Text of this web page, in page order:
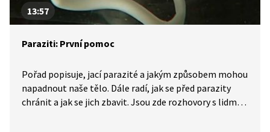
13:57
Paraziti: První pomoc
Pořad popisuje, jací parazité a jakým způsobem mohou
napadnout naše tělo. Dále radí, jak se před parazity
chránit a jak se jich zbavit. Jsou zde rozhovory s lidmi,